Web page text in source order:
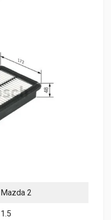
Mazda 2
1.5